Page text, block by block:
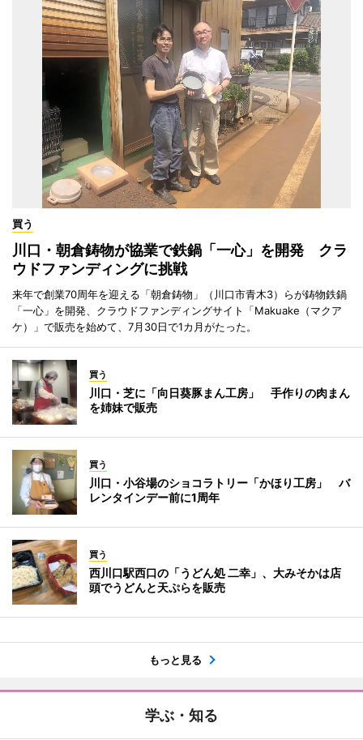
買う
川口・朝倉鋳物が協業で鉄鍋「一心」を開発 クラ
ウドファンディングに挑戦
来年で創業70周年を迎える「朝倉鋳物」（川口市青木3）らが鋳物鉄鍋
「一心」を開発、クラウドファンディングサイト「Makuake（マクア
ケ）」で販売を始めて、7月30日で1カ月がたった。
買う
川口・芝に「向日葵豚まん工房」 手作りの肉まん
を姉妹で販売
買う
川口・小谷場のショコラトリー「かほり工房」 バ
レンタインデー前に1周年
買う
西川口駅西口の「うどん処 二幸」、大みそかは店
頭でうどんと天ぷらを販売
もっと見る
学ぶ・知る